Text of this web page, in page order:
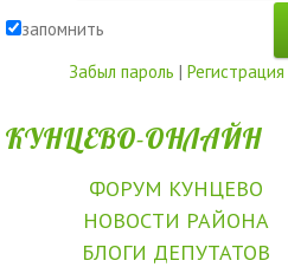
запомнить
Забыл пароль | Регистрация
КУНЦЕВО-ОНЛАЙН
ФОРУМ КУНЦЕВО
НОВОСТИ РАЙОНА
БЛОГИ ДЕПУТАТОВ